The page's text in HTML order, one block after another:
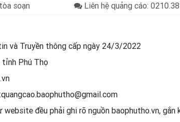
soạn Liên hệ quảng cáo:
và Truyền thông cấp ngày 24/3/2022
tỉnh Phú Thọ
đều phải ghi rõ nguồn baophutho.vn, gắn